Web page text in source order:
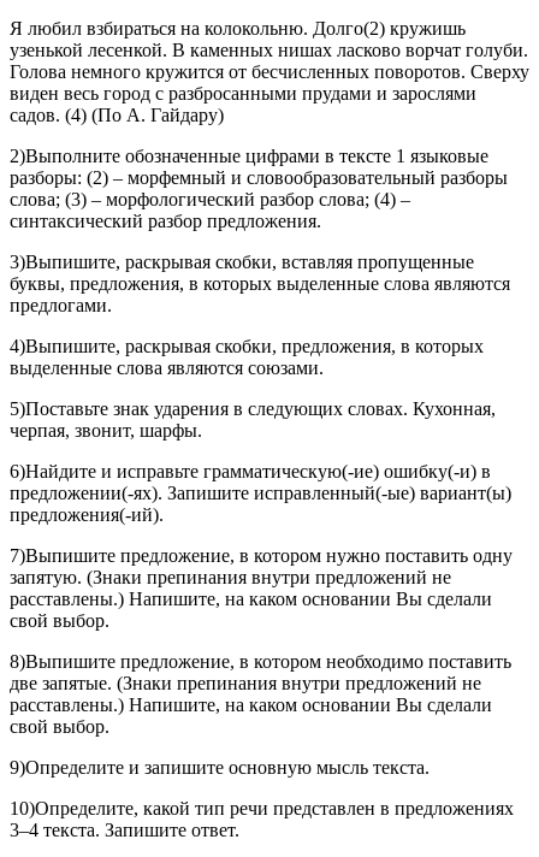
Я любил взбираться на колокольню. Долго(2) кружишь
узенькой лесенкой. В каменных нишах ласково ворчат голуби.
Голова немного кружится от бесчисленных поворотов. Сверху
виден весь город с разбросанными прудами и зарослями
садов. (4) (По А. Гайдару)
2)Выполните обозначенные цифрами в тексте 1 языковые
разборы: (2) – морфемный и словообразовательный разборы
слова; (3) – морфологический разбор слова; (4) –
синтаксический разбор предложения.
3)Выпишите, раскрывая скобки, вставляя пропущенные
буквы, предложения, в которых выделенные слова являются
предлогами.
4)Выпишите, раскрывая скобки, предложения, в которых
выделенные слова являются союзами.
5)Поставьте знак ударения в следующих словах. Кухонная,
черпая, звонит, шарфы.
6)Найдите и исправьте грамматическую(-ие) ошибку(-и) в
предложении(-ях). Запишите исправленный(-ые) вариант(ы)
предложения(-ий).
7)Выпишите предложение, в котором нужно поставить одну
запятую. (Знаки препинания внутри предложений не
расставлены.) Напишите, на каком основании Вы сделали
свой выбор.
8)Выпишите предложение, в котором необходимо поставить
две запятые. (Знаки препинания внутри предложений не
расставлены.) Напишите, на каком основании Вы сделали
свой выбор.
9)Определите и запишите основную мысль текста.
10)Определите, какой тип речи представлен в предложениях
3–4 текста. Запишите ответ.